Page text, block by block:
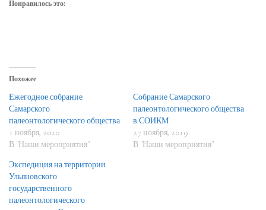
Понравилось это:
Похожее
Ежегодное собрание
Самарского
палеонтологического общества
1 ноября, 2020
В "Наши мероприятия"
Собрание Самарского
палеонтологического общества
в СОИКМ
27 ноября, 2019
В "Наши мероприятия"
Экспедиция на территории
Ульяновского
государственного
палеонтологического